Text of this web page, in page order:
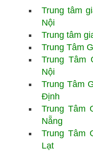
Trung tâm
Nội
Trung tâm
Trung Tâm
Trung Tâm
Nội
Trung Tâm
Định
Trung Tâm
Nẵng
Trung Tâm
Lạt